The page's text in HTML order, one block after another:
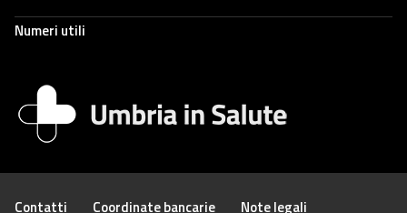
Numeri utili
Contatti Coordinate bancarie Note legali